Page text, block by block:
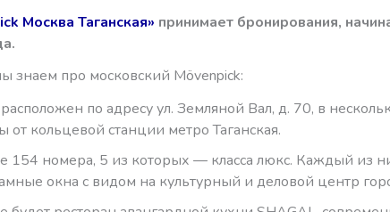
Москва Таганская» принимает бронирования,
знаем про московский Mövenpick:
по адресу ул. Земляной Вал, д. 70, в
от кольцевой станции метро Таганская.
154 номера, 5 из которых — класса люкс. Каждый из
окна с видом на культурный и деловой центр